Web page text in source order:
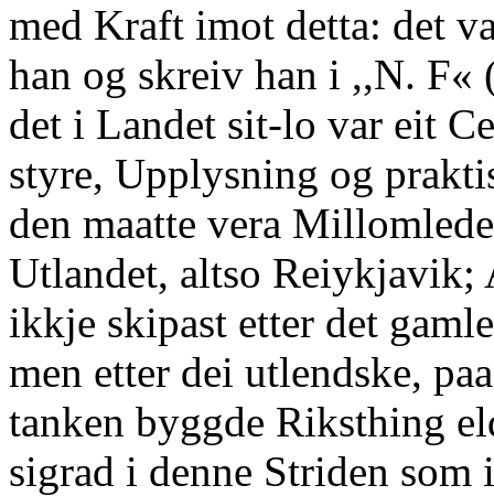
med Kraft imot detta: det
han og skreiv han i ,,N. F«
det i Landet sit-lo var eit
styre, Upplysning og
den maatte vera
Utlandet, altso Reiykjavik;
ikkje skipast etter det
men etter dei utlendske,
tanken byggde Riksthing
sigrad i denne Striden som